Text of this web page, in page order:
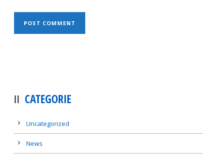
CATEGORIE
Uncategorized
News